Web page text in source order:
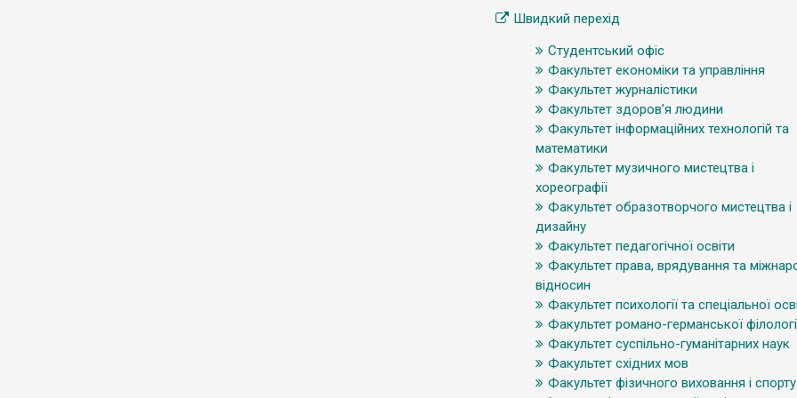
Швидкий перехід
Студентський офіс
Факультет економіки та управління
Факультет журналістики
Факультет здоров’я людини
Факультет інформаційних технологій та
математики
Факультет музичного мистецтва і
хореографії
Факультет образотворчого мистецтва і
дизайну
Факультет педагогічної освіти
Факультет права, врядування та
відносин
Факультет психології та спеціальної
Факультет романо-германської
Факультет суспільно-гуманітарних наук
Факультет східних мов
Факультет фізичного виховання і спорту